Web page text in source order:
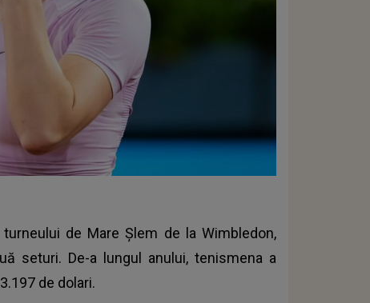
de Mare Șlem de la Wimbledon,
seturi. De-a lungul anului, tenismena a
de dolari.